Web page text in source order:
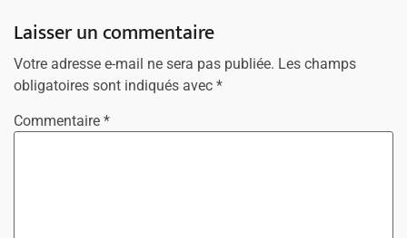
Laisser un commentaire
Votre adresse e-mail ne sera pas publiée. Les champs
obligatoires sont indiqués avec *
Commentaire *